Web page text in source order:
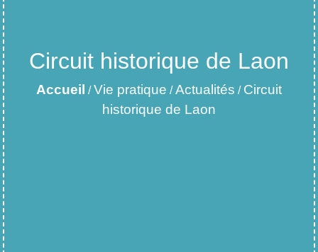
Circuit historique de Laon
Accueil /Vie pratique /Actualités / Circuit
historique de Laon